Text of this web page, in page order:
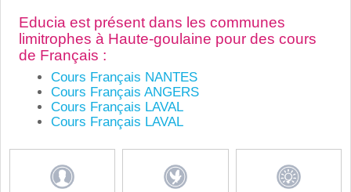
Educia est présent dans les communes
limitrophes à Haute-goulaine pour des cours
de Français :
Cours Français NANTES
Cours Français ANGERS
Cours Français LAVAL
Cours Français LAVAL